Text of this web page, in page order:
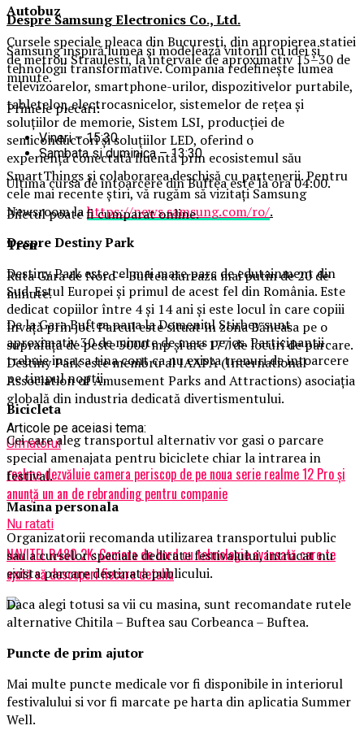
Despre Samsung Electronics Co., Ltd.
Samsung inspiră lumea și modelează viitorul cu idei și
tehnologii transformative. Compania redefinește lumea
televizoarelor, smartphone-urilor, dispozitivelor purtabile,
tabletelor, electrocasnicelor, sistemelor de rețea și
soluțiilor de memorie, Sistem LSI, producției de
semiconductori și soluțiilor LED, oferind o
experiență conectată fluentă prin ecosistemul său
SmartThings și colaborarea deschisă cu partenerii. Pentru
cele mai recente știri, vă rugăm să vizitați Samsung
Newsroom lahttps://news.samsung.com/ro/.
Despre Destiny Park
Destiny Park este cel mai mare parc de edutainment din
Sud-Estul Europei și primul de acest fel din România. Este
dedicat copiilor între 4 și 14 ani și este locul în care copiii
învață prin joc. Parcul este situat în zona Băneasa pe o
suprafață de peste 5000 mp și are 177 de locuri de parcare.
Destiny Park este membru al IAAPA (International
Association of Amusement Parks and Attractions) asociația
globală din industria dedicată divertismentului.
Articole pe aceiasi tema:
Urmatorul
realme dezvăluie camera periscop de pe noua serie realme 12 Pro și
anunță un an de rebranding pentru companie
Nu ratati
NAVITEL R480 2K: Camera de bord cu tehnologie avansată care te
ajută să descoperi fiecare detaliu
Autobuz
Cursele speciale pleaca din Bucuresti, din apropierea statiei
de metrou Straulesti, la intervale de aproximativ 15–30 de
minute.
Primele plecari:
Vineri – 15:30
Sambata si duminica – 13:30
Ultima cursa de intoarcere din Buftea este la ora 04:00.
Biletul poate fi cumparat online.
Tren
Ruta Gara de Nord – Buftea dureaza mai putin de 20 de
minute.
De la Gara Buftea pana la Domeniul Stirbey sunt
aproximativ 30 de minute de mers pe jos. Participantii
trebuie insa sa tina cont ca nu exista trenuri de intoarcere
pe timpul noptii.
Bicicleta
Cei care aleg transportul alternativ vor gasi o parcare
special amenajata pentru biciclete chiar la intrarea in
festival.
Masinapersonala
Organizatorii recomanda utilizarea transportului public
sau a curselor speciale dedicate festivalului, intrucat nu
exista parcare destinata publicului.
Daca alegi totusi sa vii cu masina, sunt recomandate rutele
alternative Chitila – Buftea sau Corbeanca – Buftea.
Puncte de prim ajutor
Mai multe puncte medicale vor fi disponibile in interiorul
festivalului si vor fi marcate pe harta din aplicatia Summer
Well.